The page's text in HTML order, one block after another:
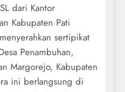
dari Kantor
Kabupaten Pati
sertipikat
Penambuhan,
Margorejo, Kabupaten
ini berlangsung di